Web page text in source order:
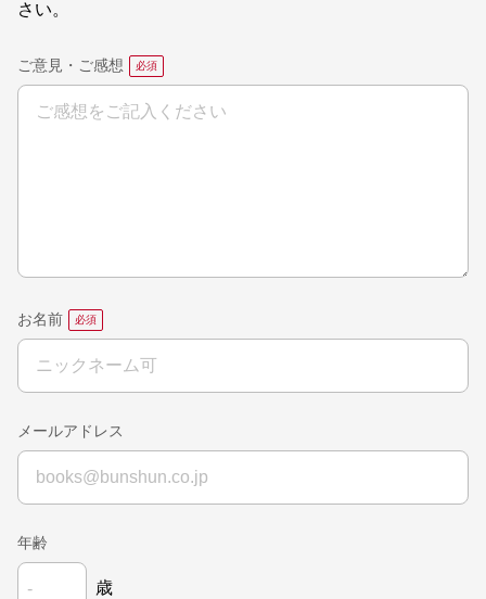
さい。
ご意見・ご感想
お名前
メールアドレス
年齢
歳